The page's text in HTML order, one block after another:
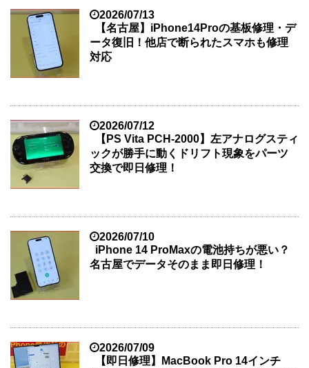
2026/07/13
【名古屋】iPhone14Proの基板修理・デ
ータ復旧！他店で断られたスマホも修理
対応
2026/07/12
【PS Vita PCH-2000】左アナログスティ
ックが勝手に動くドリフト現象をパーツ
交換で即日修理！
2026/07/10
iPhone 14 ProMaxの電池持ちが悪い？
名古屋でデータそのまま即日修理！
2026/07/09
【即日修理】MacBook Pro 14インチ